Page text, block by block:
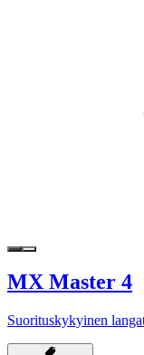
MX Master 4
Suorituskykyinen